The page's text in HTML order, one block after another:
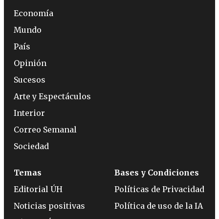
Economía
Mundo
País
Opinión
Sucesos
Arte y Espectáculos
Interior
Correo Semanal
Sociedad
Temas
Editorial ÚH
Noticias positivas
Bases y Condiciones
Políticas de Privacidad
Política de uso de la IA